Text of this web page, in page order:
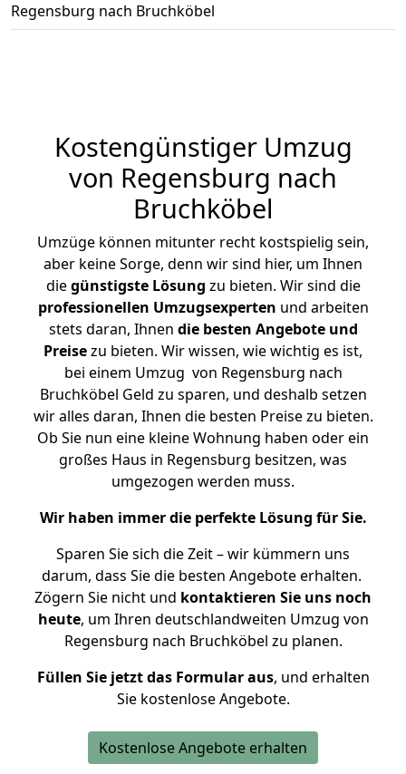
Regensburg nach Bruchköbel
Kostengünstiger Umzug
von Regensburg nach
Bruchköbel
Umzüge können mitunter recht kostspielig sein,
aber keine Sorge, denn wir sind hier, um Ihnen
diegünstigste Lösung zu bieten. Wir sind die
professionellen Umzugsexperten und arbeiten
stets daran, Ihnen die besten Angebote und
Preisezu bieten. Wir wissen, wie wichtig es ist,
bei einem Umzug von Regensburg nach
Bruchköbel Geld zu sparen, und deshalb setzen
wir alles daran, Ihnen die besten Preise zu bieten.
Ob Sie nun eine kleine Wohnung haben oder ein
großes Haus in Regensburg besitzen, was
umgezogen werden muss.
Wir haben immer die perfekte Lösung für Sie.
Sparen Sie sich die Zeit – wir kümmern uns
darum, dass Sie die besten Angebote erhalten.
Zögern Sie nicht und kontaktieren Sie uns noch
heute, um Ihren deutschlandweiten Umzug von
Regensburg nach Bruchköbel zu planen.
Füllen Sie jetzt das Formular aus, und erhalten
Sie kostenlose Angebote.
Kostenlose Angebote erhalten